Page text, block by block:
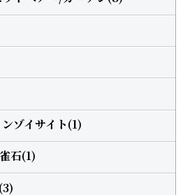
ゾイサイト(1)
石(1)